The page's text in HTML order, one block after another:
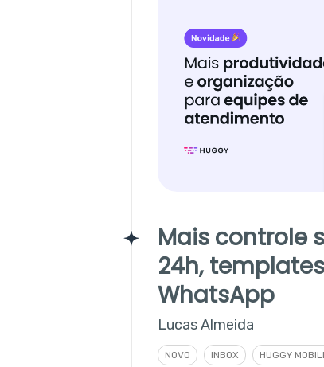
Mais controle
24h,
WhatsApp
Lucas Almeida
NOVO INBOX HUGGY